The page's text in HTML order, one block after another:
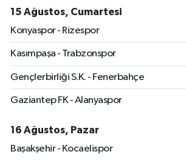
15 Ağustos, Cumartesi
Konyaspor - Rizespor
Kasımpaşa - Trabzonspor
Gençlerbirliği S.K. - Fenerbahçe
Gaziantep FK - Alanyaspor
16 Ağustos, Pazar
Başakşehir - Kocaelispor